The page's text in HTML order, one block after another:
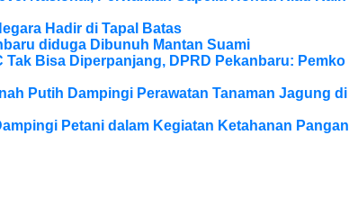
Hadir di Tapal Batas
diduga Dibunuh Mantan Suami
Tak Bisa Diperpanjang, DPRD Pekanbaru: Pemko
Putih Dampingi Perawatan Tanaman Jagung di
Petani dalam Kegiatan Ketahanan Pangan